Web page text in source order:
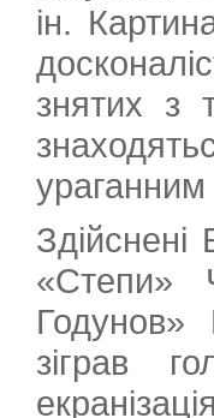
ін.
знятих з
«Степи»
зіграв